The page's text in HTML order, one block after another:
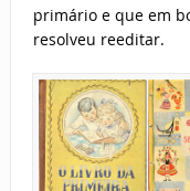
primário e que em
resolveu reeditar.